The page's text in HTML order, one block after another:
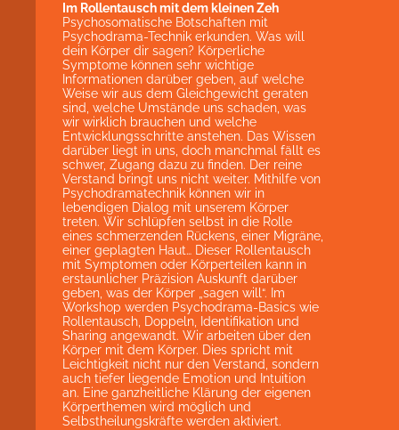
Im Rollentausch mit dem kleinen Zeh
Psychosomatische Botschaften mit
Psychodrama-Technik erkunden. Was will
dein Körper dir sagen? Körperliche
Symptome können sehr wichtige
Informationen darüber geben, auf welche
Weise wir aus dem Gleichgewicht geraten
sind, welche Umstände uns schaden, was
wir wirklich brauchen und welche
Entwicklungsschritte anstehen. Das Wissen
darüber liegt in uns, doch manchmal fällt es
schwer, Zugang dazu zu finden. Der reine
Verstand bringt uns nicht weiter. Mithilfe von
Psychodramatechnik können wir in
lebendigen Dialog mit unserem Körper
treten. Wir schlüpfen selbst in die Rolle
eines schmerzenden Rückens, einer Migräne,
einer geplagten Haut… Dieser Rollentausch
mit Symptomen oder Körperteilen kann in
erstaunlicher Präzision Auskunft darüber
geben, was der Körper „sagen will“. Im
Workshop werden Psychodrama-Basics wie
Rollentausch, Doppeln, Identifikation und
Sharing angewandt. Wir arbeiten über den
Körper mit dem Körper. Dies spricht mit
Leichtigkeit nicht nur den Verstand, sondern
auch tiefer liegende Emotion und Intuition
an. Eine ganzheitliche Klärung der eigenen
Körperthemen wird möglich und
Selbstheilungskräfte werden aktiviert.